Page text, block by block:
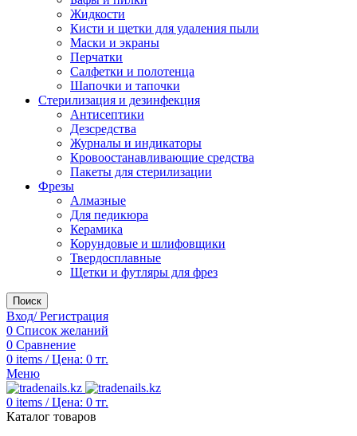
Жидкости
Кисти и щетки для удаления пыли
Маски и экраны
Перчатки
Салфетки и полотенца
Шапочки и тапочки
Стерилизация и дезинфекция
Антисептики
Дезсредства
Журналы и индикаторы
Кровоостанавливающие средства
Пакеты для стерилизации
Фрезы
Алмазные
Для педикюра
Керамика
Корундовые и шлифовщики
Твердосплавные
Щетки и футляры для фрез
Поиск
Вход/ Регистрация
0 Список желаний
0 Сравнение
0 items / Цена: 0 тг.
Меню
0 items / Цена: 0 тг.
Каталог товаров